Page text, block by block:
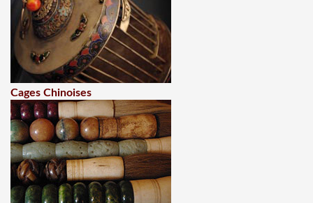
Cages Chinoises